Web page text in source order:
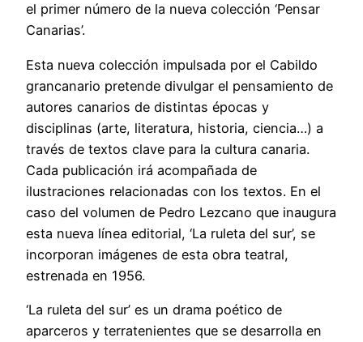
el primer número de la nueva colección ‘Pensar
Canarias’.
Esta nueva colección impulsada por el Cabildo
grancanario pretende divulgar el pensamiento de
autores canarios de distintas épocas y
disciplinas (arte, literatura, historia, ciencia…) a
través de textos clave para la cultura canaria.
Cada publicación irá acompañada de
ilustraciones relacionadas con los textos. En el
caso del volumen de Pedro Lezcano que inaugura
esta nueva línea editorial, ‘La ruleta del sur’, se
incorporan imágenes de esta obra teatral,
estrenada en 1956.
‘La ruleta del sur’ es un drama poético de
aparceros y terratenientes que se desarrolla en